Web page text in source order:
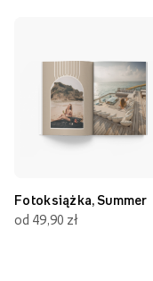
Fotoksiążka, Summer
od 49,90 zł